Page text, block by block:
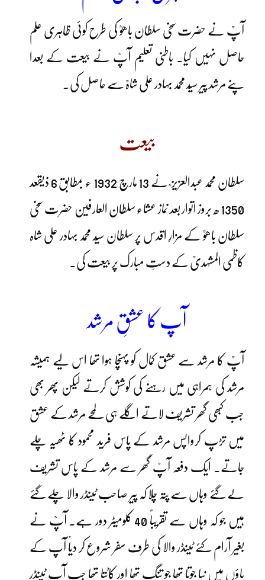
آپؒ نے حضرت سخی سلطان باھوؒ کی طرح کوئی ظاہری علم
حاصل نہیں کیا۔ باطنی تعلیم آپؒ نے بیعت کے بعدا
پنے مرشد پیر سیّد محمد بہادر علی شاہؒ سے حاصل کی۔
بیعت
سلطان محمد عبدالعزیز ؒ نے 13 مارچ 1932 ء بمطابق 6 ذیقعد
1350 ھ بروز اتوار بعد نماز عشاء سلطان العارفین حضرت سخی
سلطان باھوؒ کے مزارِ اقدس پر سلطان سیّد محمد بہادر علی شاہ
کاظمی المشہدیؒ کے دستِ مبارک پر بیعت کی۔
آپ کا عشقِ مرشد
آپؒ کا مرشد سے عشق کمال کو پہنچا ہوا تھا اس لیے ہمیشہ
مرشد کی ہمراہی میں رہنے کی کوشش کرتے لیکن پھر بھی
جب کبھی گھر تشریف لاتے اگلے ہی لمحے مرشد کے عشق
میں تڑپ کرواپس مرشد کے پاس فرید محمود کا ٹھیہ چلے
جاتے۔ ایک دفعہ آپؒ گھر سے مرشد کے پاس تشریف
لے گئے وہاں سے پتہ چلا کہ پیر صاحب ٹینڈر والا چلے گئے
ہیں جو کہ وہاں سے تقریباً 40 کلومیٹر دور ہے۔ آپؒ نے
بغیر آرام کئے ٹینڈر والا کی طرف سفر شروع کر دیاْ آپ کے
پاؤں میں نیا جوتا تھا جو تنگ تھا اور کاٹتا تھا جب آپ ٹینڈر